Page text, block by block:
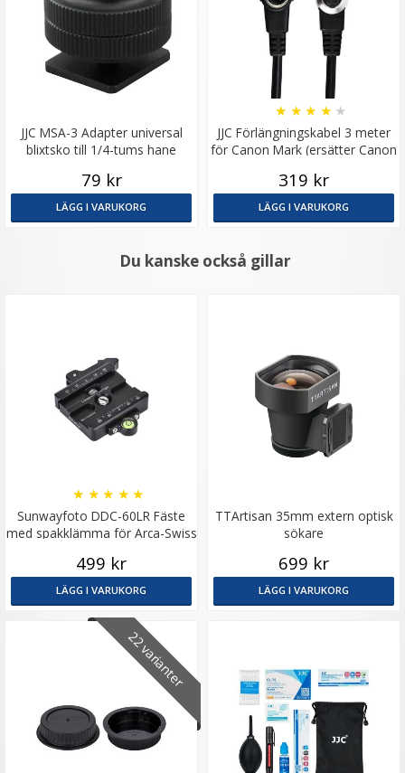
JJC MSA-3 Adapter universal
blixtsko till 1/4-tums hane
79 kr
LÄGG I VARUKORG
JJC Förlängningskabel 3 meter
för Canon Mark (ersätter Canon
★ ★ ★ ★ ★
319 kr
LÄGG I VARUKORG
Du kanske också gillar
Sunwayfoto DDC-60LR Fäste
med spakklämma för Arca-Swiss
★ ★ ★ ★ ★
499 kr
LÄGG I VARUKORG
TTArtisan 35mm extern optisk
sökare
699 kr
LÄGG I VARUKORG
22 varianter